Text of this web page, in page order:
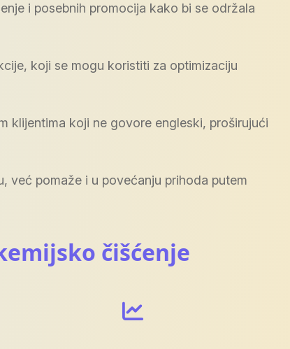
i posebnih promocija kako bi se održala
koji se mogu koristiti za optimizaciju
klijentima koji ne govore engleski, proširujući
već pomaže i u povećanju prihoda putem
čišćenje